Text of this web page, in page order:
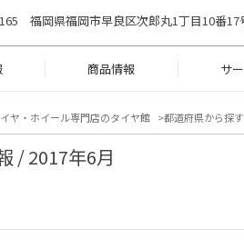
福岡県福岡市早良区次郎丸1丁目10番17
商品情報 サ
ヤ・ホイール専門店のタイヤ館 都道府県から探す
/ 2017年6月